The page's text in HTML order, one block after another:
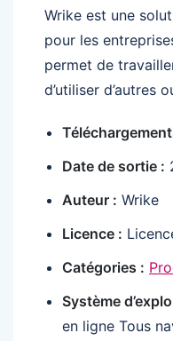
Wrike est une
pour les
permet de
d’utiliser d’autres
Date de sortie :
Auteur : Wrike
Licence :
Catégories :
Système
en ligne Tous